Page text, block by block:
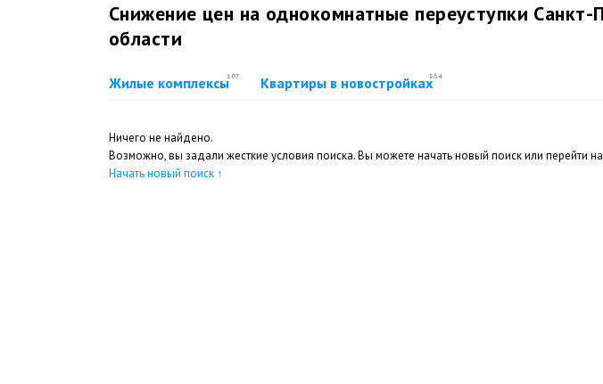
Снижение цен на однокомнатные переуступки Санкт-
области
Жилые комплексы107 Квартиры в новостройках564
Ничего не найдено.
Возможно, вы задали жесткие условия поиска. Вы можете начать новый поиск или перейти
Начать новый поиск ↑